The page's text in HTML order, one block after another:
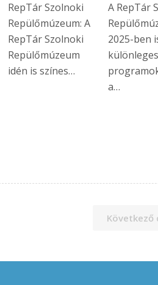
RepTár Szolnoki
Repülőmúzeum: A
RepTár Szolnoki
Repülőmúzeum
idén is színes…
A RepTár
2025-ben
különleges
a…
Következő